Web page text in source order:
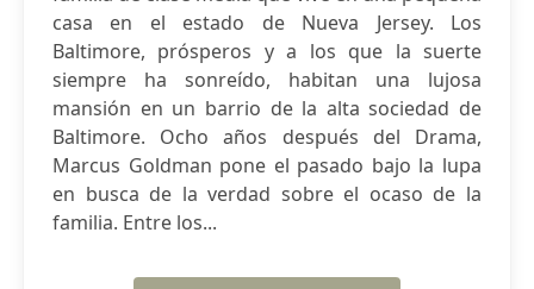
casa en el estado de Nueva Jersey. Los
Baltimore, prósperos y a los que la suerte
siempre ha sonreído, habitan una lujosa
mansión en un barrio de la alta sociedad de
Baltimore. Ocho años después del Drama,
Marcus Goldman pone el pasado bajo la lupa
en busca de la verdad sobre el ocaso de la
familia. Entre los...